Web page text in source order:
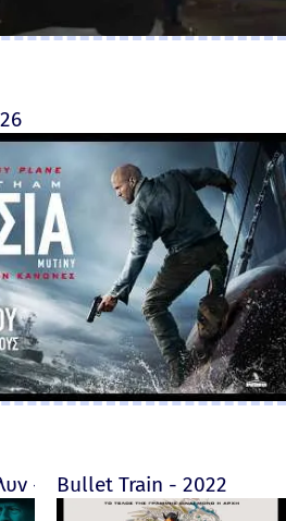
- Motherless Brooklyn -
Bullet Train - 2022